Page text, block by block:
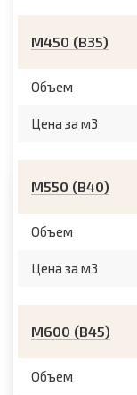
М450 (B35)
Объем
Цена за м3
М550 (B40)
Объем
Цена за м3
М600 (B45)
Объем